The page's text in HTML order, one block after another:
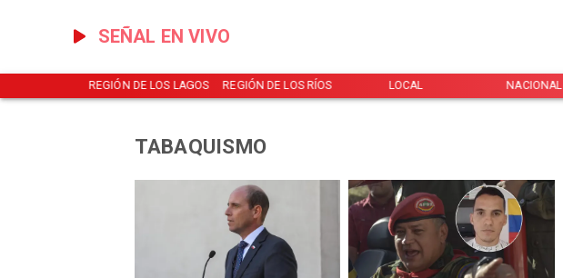
SEÑAL EN VIVO
REGIÓN DE LOS LAGOS REGIÓN DE LOS RÍOS LOCAL NACIONAL
TABAQUISMO